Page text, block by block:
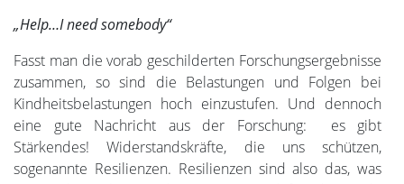
„Help…I need somebody“
Fasst man die vorab geschilderten Forschungsergebnisse
zusammen, so sind die Belastungen und Folgen bei
Kindheitsbelastungen hoch einzustufen. Und dennoch
eine gute Nachricht aus der Forschung: es gibt
Stärkendes! Widerstandskräfte, die uns schützen,
sogenannte Resilienzen. Resilienzen sind also das, was